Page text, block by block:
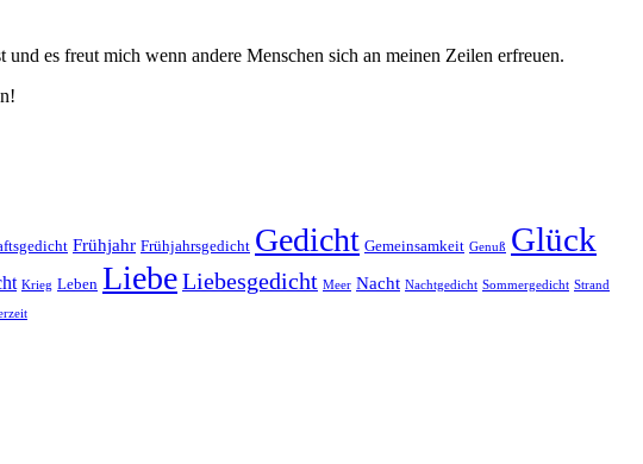
es freut mich wenn andere Menschen sich an meinen Zeilen erfreuen.
Frühjahr Frühjahrsgedicht Gedicht Gemeinsamkeit Genuß Glück
Krieg Leben LiebeLiebesgedicht Meer Nacht Nachtgedicht Sommergedicht Strand